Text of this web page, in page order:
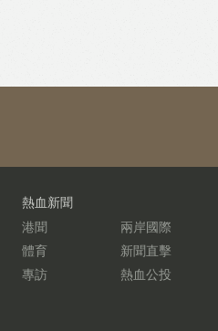
熱血新聞
港聞
兩岸國際
體育
新聞直擊
專訪
熱血公投